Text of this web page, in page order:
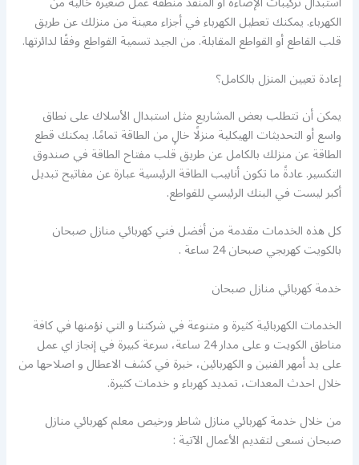
الكهرباء. يمكنك تعطيل الكهرباء في أجزاء معينة من منزلك عن طريق
قلب القاطع أو القواطع المقابلة. من الجيد تسمية القواطع وفقًا لدائرتها.
إعادة تعيين المنزل بالكامل؟
يمكن أن تتطلب بعض المشاريع مثل استبدال الأسلاك على نطاق
واسع أو التحديثات الهيكلية منزلًا خالٍ من الطاقة تمامًا. يمكنك قطع
الطاقة عن منزلك بالكامل عن طريق قلب مفتاح الطاقة في صندوق
التكسير. عادةً ما تكون أنابيب الطاقة الرئيسية عبارة عن مفاتيح تبديل
أكبر ليست في البنك الرئيسي للقواطع.
كل هذه الخدمات مقدمة من أفضل فني كهربائي منازل صبحان
بالكويت كهربجي صبحان 24 ساعة .
خدمة كهربائي منازل صبحان
الخدمات الكهربائية كثيرة و متنوعة في شركتنا و التي نؤمنها في كافة
مناطق الكويت و على مدار 24 ساعة، سرعة كبيرة في إنجاز اي عمل
على يد أمهر الفنين و الكهربائين، خبرة في كشف الاعطال و اصلاحها من
خلال احدث المعدات، تمديد كهرباء و خدمات كثيرة.
من خلال خدمة كهربائي منازل شاطر ورخيص معلم كهربائي منازل
صبحان نسعى لتقديم الأعمال الآتية :